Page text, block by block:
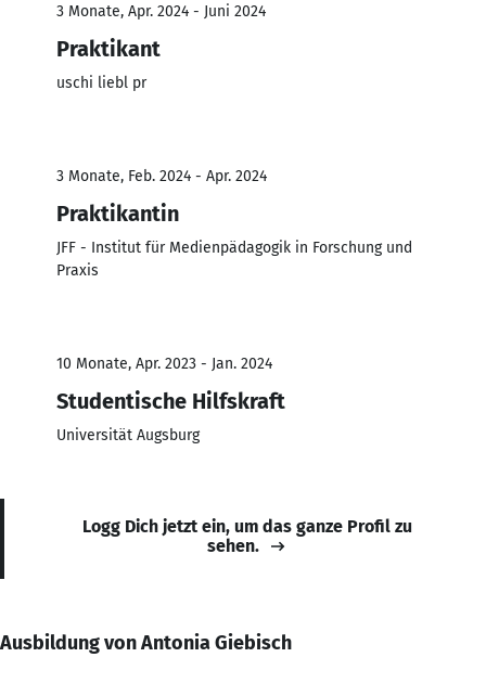
3 Monate, Apr. 2024 - Juni 2024
Praktikant
uschi liebl pr
3 Monate, Feb. 2024 - Apr. 2024
Praktikantin
JFF - Institut für Medienpädagogik in Forschung und
Praxis
10 Monate, Apr. 2023 - Jan. 2024
Studentische Hilfskraft
Universität Augsburg
Logg Dich jetzt ein, um das ganze Profil zu
sehen.
Ausbildung von Antonia Giebisch